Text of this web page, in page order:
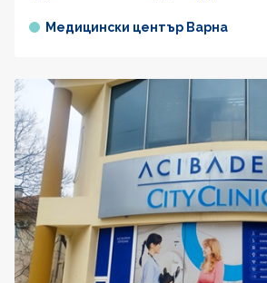
Медицински център Варна